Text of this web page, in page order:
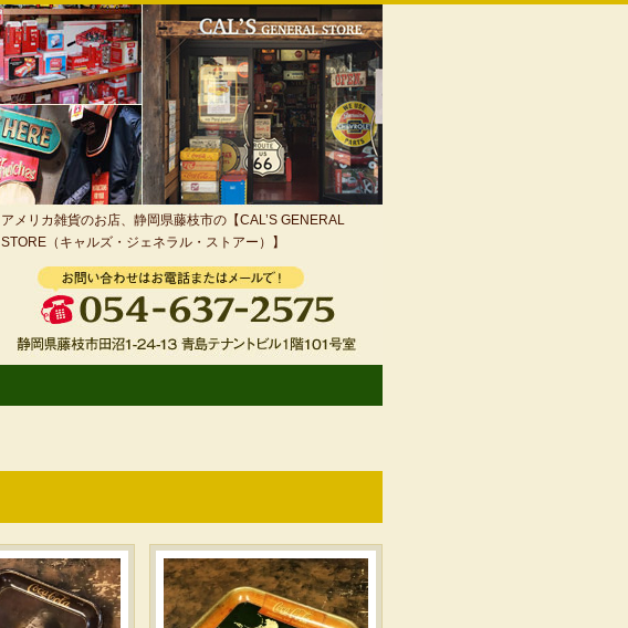
アメリカ雑貨のお店、静岡県藤枝市の【CAL’S GENERAL
STORE（キャルズ・ジェネラル・ストアー）】